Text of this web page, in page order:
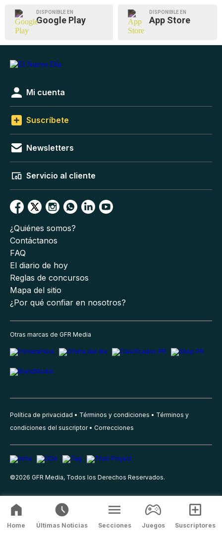
DISPONIBLE EN
Google Play
DISPONIBLE EN
App Store
Mi cuenta
Suscríbete
Newsletters
Servicio al cliente
¿Quiénes somos?
Contáctanos
FAQ
El diario de hoy
Reglas de concursos
Mapa del sitio
¿Por qué confiar en nosotros?
Otras marcas de GFR Media
Política de privacidad Términos y condiciones
Términos y
condiciones del suscriptor
Correcciones
©2026 GFR Media, Todos los Derechos Reservados.
Home Últimas Noticias Secciones Juegos Suscriptores